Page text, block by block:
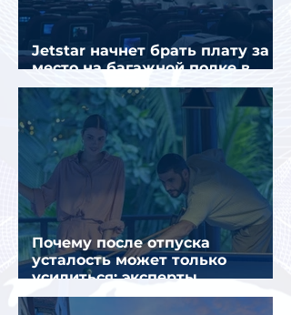
Jetstar начнет брать плату за
место на багажной полке в
салоне самолета
Почему после отпуска
усталость может только
усилиться: эксперты
объяснили причины